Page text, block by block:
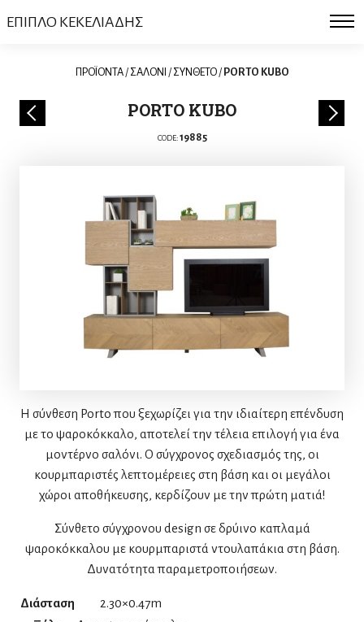
ΕΠΙΠΛΟ ΚΕΚΕΛΙΑΔΗΣ
ΠΡΟΪΟΝΤΑ/ ΣΑΛΟΝΙ / ΣΥΝΘΕΤΟ/ PORTO KUBO
PORTO KUBO
CODE: 19885
Η σύνθεση Porto που ξεχωρίζει για την ιδιαίτερη επένδυση
με το ψαροκόκκαλο, αποτελεί την τέλεια επιλογή για ένα
μοντέρνο σαλόνι. Ο σύγχρονος σχεδιασμός της, οι
κουρμπαριστές λεπτομέρειες στη βάση και οι μεγάλοι
χώροι αποθήκευσης, κερδίζουν με την πρώτη ματιά!
Σύνθετο σύγχρονου design σε δρύινο καπλαμά
ψαροκόκκαλου με κουρμπαριστά ντουλαπάκια στη βάση.
Δυνατότητα παραμετροποιήσεων.
Διάσταση
2.30×0.47m